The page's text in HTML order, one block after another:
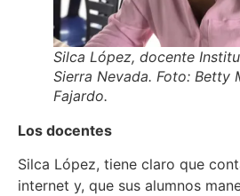
Silca López, docente
Sierra Nevada. Foto: Betty
Fajardo.
Los docentes
Silca López, tiene claro que
internet y, que sus alumnos